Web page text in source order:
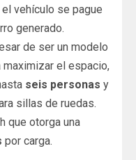
vehículo se pague
generado.
de ser un modelo
el espacio,
seis personas y
sillas de ruedas.
que otorga una
por carga.